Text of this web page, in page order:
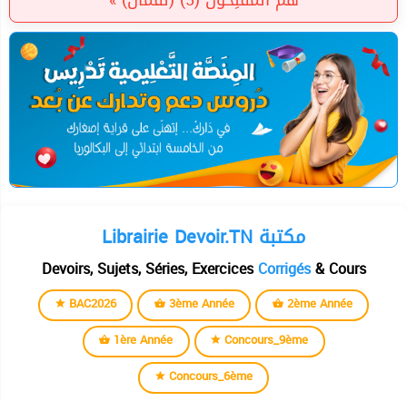
Librairie Devoir.TN مكتبة
Devoirs, Sujets, Séries, ExercicesCorrigés& Cours
BAC2026 3ème Année
2ème Année
1ère Année
Concours_9ème
Concours_6ème